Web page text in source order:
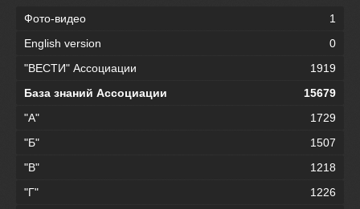
Фото-видео
1
English version
0
"ВЕСТИ" Ассоциации
1919
База знаний Ассоциации
15679
"А"
1729
"Б"
1507
"В"
1218
"Г"
1226